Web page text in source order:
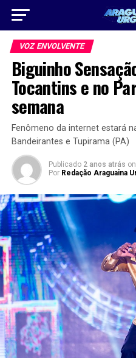
VOZ ENVOLVENTE
Biguinho
Tocantins e no
semana
Fenômeno da internet estará
Bandeirantes e Tupirama (PA)
Publicado 2 anos atrás on
Por Redação Araguaina